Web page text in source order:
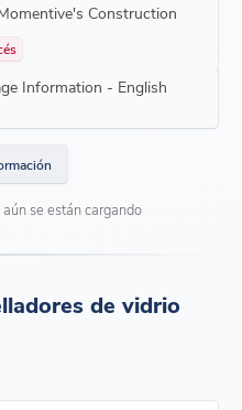
Construction
Information - English
se están cargando
de vidrio